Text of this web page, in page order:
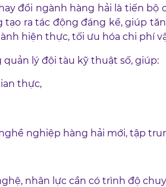
đổi ngành hàng hải là tiến
tạo ra tác động đáng kể, giúp
hiện thực, tối ưu hóa chi phí
lý đội tàu kỹ thuật số, giúp:
thực,
nghiệp hàng hải mới, tập
nhân lực cần có trình độ